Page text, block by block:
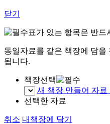
닫기
표가 있는 항목은 반드
동일자료를 같은 책장에 담을
됩니다.
책장선택
새 책장 만들어 자료
선택한 자료
취소 내책장에 담기